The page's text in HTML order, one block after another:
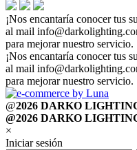
¡Nos encantaría conocer tus
al mail
para mejorar nuestro servicio.
¡Nos encantaría conocer tus
al mail
para mejorar nuestro servicio.
@2026 DARKO
@2026 DARKO
×
Iniciar sesión